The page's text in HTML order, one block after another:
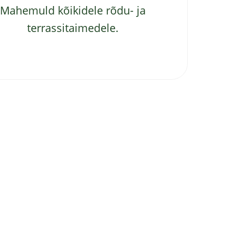
Mahemuld kõikidele rõdu- ja
terrassitaimedele.